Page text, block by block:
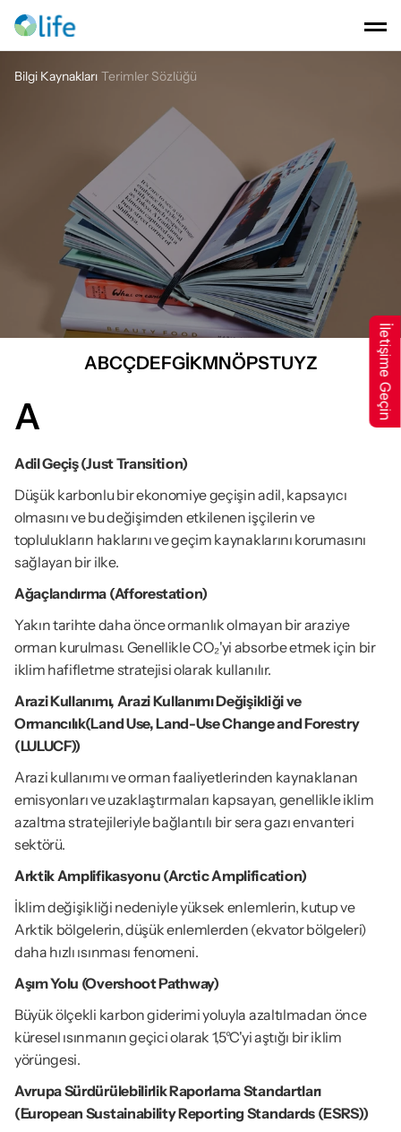
Bilgi Kaynakları Terimler Sözlüğü
Terimler
ABCÇDEFGİKMNÖPSTUYZ
A
Adil Geçiş (Just Transition)
Düşük karbonlu bir ekonomiye geçişin adil, kapsayıcı
olmasını ve bu değişimden etkilenen işçilerin ve
toplulukların haklarını ve geçim kaynaklarını korumasını
sağlayan bir ilke.
Ağaçlandırma (Afforestation)
Yakın tarihte daha önce ormanlık olmayan bir araziye
orman kurulması. Genellikle CO₂'yi absorbe etmek için bir
iklim hafifletme stratejisi olarak kullanılır.
Arazi Kullanımı, Arazi Kullanımı Değişikliği ve
Ormancılık(Land Use, Land-Use Change and Forestry
(LULUCF))
Arazi kullanımı ve orman faaliyetlerinden kaynaklanan
emisyonları ve uzaklaştırmaları kapsayan, genellikle iklim
azaltma stratejileriyle bağlantılı bir sera gazı envanteri
sektörü.
Arktik Amplifikasyonu (Arctic Amplification)
İklim değişikliği nedeniyle yüksek enlemlerin, kutup ve
Arktik bölgelerin, düşük enlemlerden (ekvator bölgeleri)
daha hızlı ısınması fenomeni.
Aşım Yolu (Overshoot Pathway)
Büyük ölçekli karbon giderimi yoluyla azaltılmadan önce
küresel ısınmanın geçici olarak 1,5°C'yi aştığı bir iklim
yörüngesi.
Avrupa Sürdürülebilirlik Raporlama Standartları
(European Sustainability Reporting Standards (ESRS))
İletişime Geçin